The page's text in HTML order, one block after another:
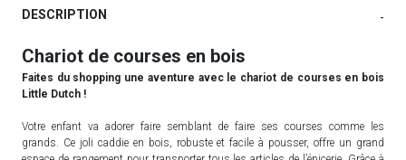
DESCRIPTION -
Chariot de courses en bois
Faites du shopping une aventure avec le chariot de courses en bois
Little Dutch !
Votre enfant va adorer faire semblant de faire ses courses comme les
grands. Ce joli caddie en bois, robuste et facile à pousser, offre un grand